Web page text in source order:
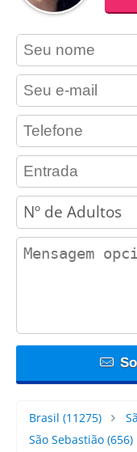
contact_name
contact_email
contact_phone
adults
contact_message
Brasil (11275)
São Sebastião (656)